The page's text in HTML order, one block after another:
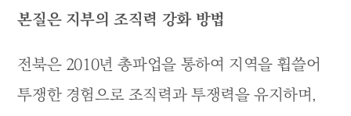
본질은 지부의 조직력 강화 방법
전북은 2010년 총파업을 통하여 지역을 휩쓸어
투쟁한 경험으로 조직력과 투쟁력을 유지하며,